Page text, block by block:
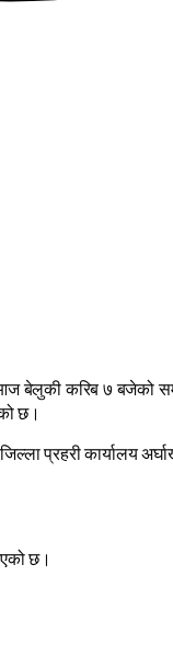
बेलुकी करिब ७ बजेको
छ।
प्रहरी कार्यालय
छ।